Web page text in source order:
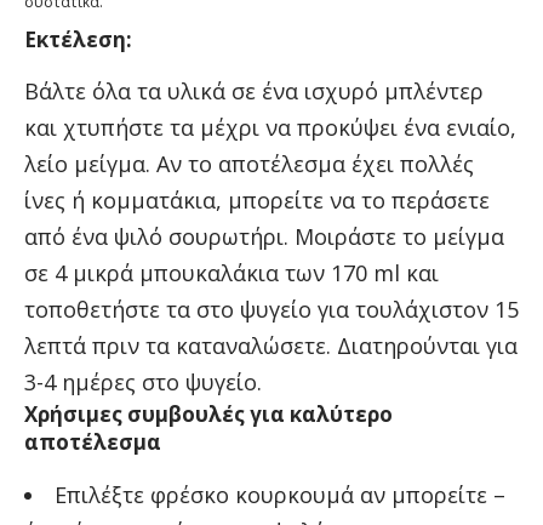
Εκτέλεση:
Βάλτε όλα τα υλικά σε ένα ισχυρό μπλέντερ
και χτυπήστε τα μέχρι να προκύψει ένα ενιαίο,
λείο μείγμα. Αν το αποτέλεσμα έχει πολλές
ίνες ή κομματάκια, μπορείτε να το περάσετε
από ένα ψιλό σουρωτήρι. Μοιράστε το μείγμα
σε 4 μικρά μπουκαλάκια των 170 ml και
τοποθετήστε τα στο ψυγείο για τουλάχιστον 15
λεπτά πριν τα καταναλώσετε. Διατηρούνται για
3-4 ημέρες στο ψυγείο.
Χρήσιμες συμβουλές για καλύτερο
αποτέλεσμα
Επιλέξτε φρέσκο κουρκουμά αν μπορείτε –